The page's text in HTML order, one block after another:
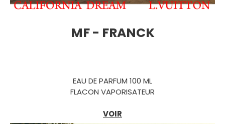
MF - FRANCK
EAU DE PARFUM 100 ML
FLACON VAPORISATEUR
VOIR